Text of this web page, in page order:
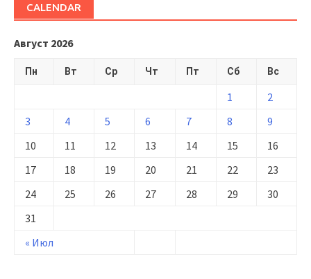
CALENDAR
Август 2026
Пн Вт Ср Чт Пт Сб Вс
« Июл
1
2
3
4 5 6 7 8
9
10
11 12 13 14 15
16
17
18 19 20 21 22
23
24
25 26 27 28 29
30
31